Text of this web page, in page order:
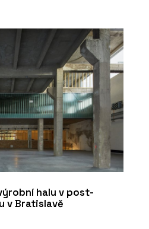
halu v post-
v Bratislavě